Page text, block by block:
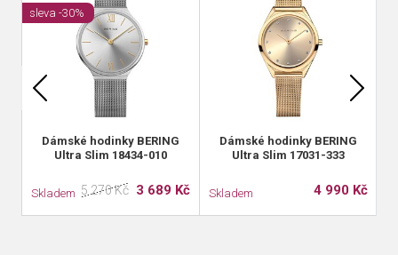
Dámské hodinky BERING
Ultra Slim 18434-010
sleva -30%
Skladem 5 270 Kč 3 689 Kč
Dámské hodinky BERING
Ultra Slim 17031-333
Skladem 4 990 Kč